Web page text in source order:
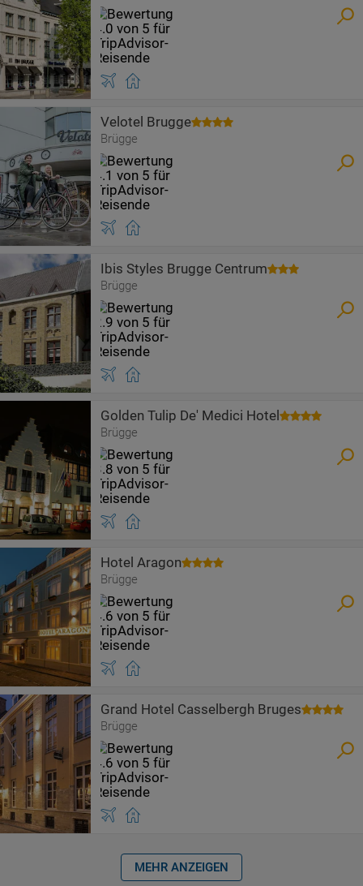
Velotel Brugge
Brügge
Ibis Styles Brugge Centrum
Brügge
Golden Tulip De' Medici Hotel
Brügge
Hotel Aragon
Brügge
Grand Hotel Casselbergh Bruges
Brügge
MEHR ANZEIGEN